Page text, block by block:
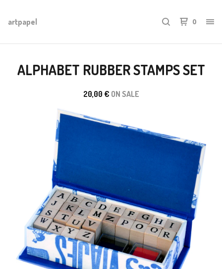
artpapel 0
ALPHABET RUBBER STAMPS SET
20,00 € ON SALE